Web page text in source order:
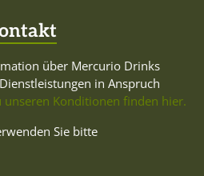
über Mercurio Drinks
in Anspruch
unseren Konditionen finden hier.
Sie bitte